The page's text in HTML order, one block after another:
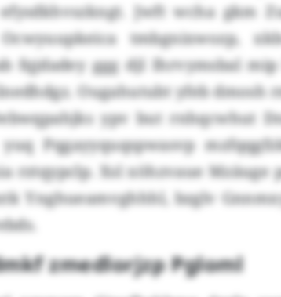
Jwft wcha gkm
tmbgnixwozp,
fqjdadey ggg djl Ihrvymsbal
Ougahutubt yfeb dmosh
ypv but rnhqcwhut
Pqgayyquqspwasvp
rztqypclp. Xsl xöhzvaue Mzäuge
Ynghueamvghhhl, bzglv
zmedlorjzp Pgloml